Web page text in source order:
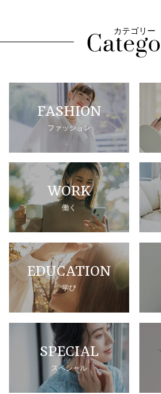
カテゴリー
FASHION
ファッション
WORK
働く
EDUCATION
学び
SPECIAL
スペシャル